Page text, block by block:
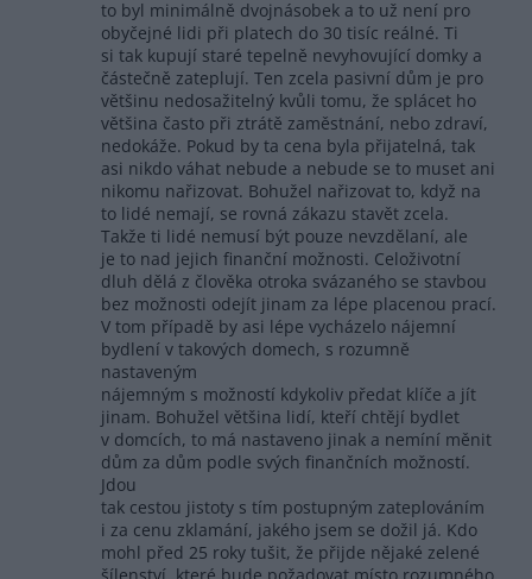
to byl minimálně dvojnásobek a to už není pro
obyčejné lidi při platech do 30 tisíc reálné. Ti
si tak kupují staré tepelně nevyhovující domky a
částečně zateplují. Ten zcela pasivní dům je pro
většinu nedosažitelný kvůli tomu, že splácet ho
většina často při ztrátě zaměstnání, nebo zdraví,
nedokáže. Pokud by ta cena byla přijatelná, tak
asi nikdo váhat nebude a nebude se to muset ani
nikomu nařizovat. Bohužel nařizovat to, když na
to lidé nemají, se rovná zákazu stavět zcela.
Takže ti lidé nemusí být pouze nevzdělaní, ale
je to nad jejich finanční možnosti. Celoživotní
dluh dělá z člověka otroka svázaného se stavbou
bez možnosti odejít jinam za lépe placenou prací.
V tom případě by asi lépe vycházelo nájemní
bydlení v takových domech, s rozumně
nastaveným
nájemným s možností kdykoliv předat klíče a jít
jinam. Bohužel většina lidí, kteří chtějí bydlet
v domcích, to má nastaveno jinak a nemíní měnit
dům za dům podle svých finančních možností.
Jdou
tak cestou jistoty s tím postupným zateplováním
i za cenu zklamání, jakého jsem se dožil já. Kdo
mohl před 25 roky tušit, že přijde nějaké zelené